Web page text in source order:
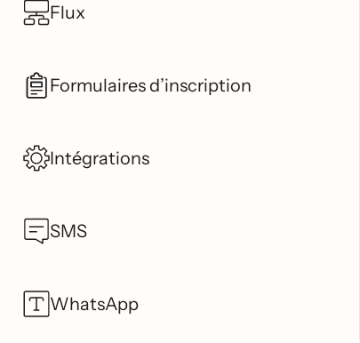
Flux
Formulaires d’inscription
Intégrations
SMS
WhatsApp